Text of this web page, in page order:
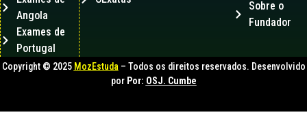
Sobre o
Fundador
Angola
Exames de
Portugal
Copyright © 2025 MozEstuda – Todos os direitos reservados. Desenvolvido
por Por: OSJ. Cumbe